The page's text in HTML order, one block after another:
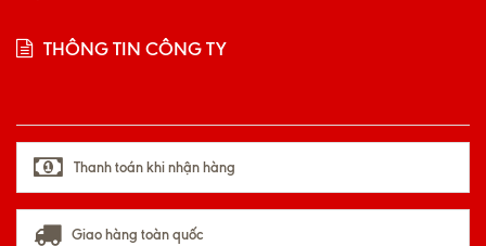
THÔNG TIN CÔNG TY
Thanh toán khi nhận hàng
Giao hàng toàn quốc